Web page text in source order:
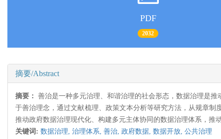
PDF
2032
摘要/Abstract
摘要： 善治是一种多元治理、和谐治理的社会形态，数据治理是
于善治理念，通过文献梳理、政策文本分析等研究方法，从规章
推动政府数据治理现代化、构建多元主体协同的数据治理体系，推
关键词: 数据治理, 治理体系, 善治, 政府数据, 数据开放, 公共治理